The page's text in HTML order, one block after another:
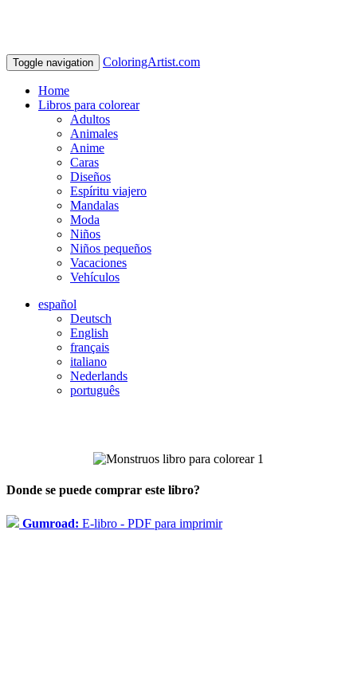
Toggle navigation ColoringArtist.com
Home
Libros para colorear
Adultos
Animales
Anime
Caras
Diseños
Espíritu viajero
Mandalas
Moda
Niños
Niños pequeños
Vacaciones
Vehículos
español
Deutsch
English
français
italiano
Nederlands
português
Donde se puede comprar este libro?
Gumroad: E-libro - PDF para imprimir